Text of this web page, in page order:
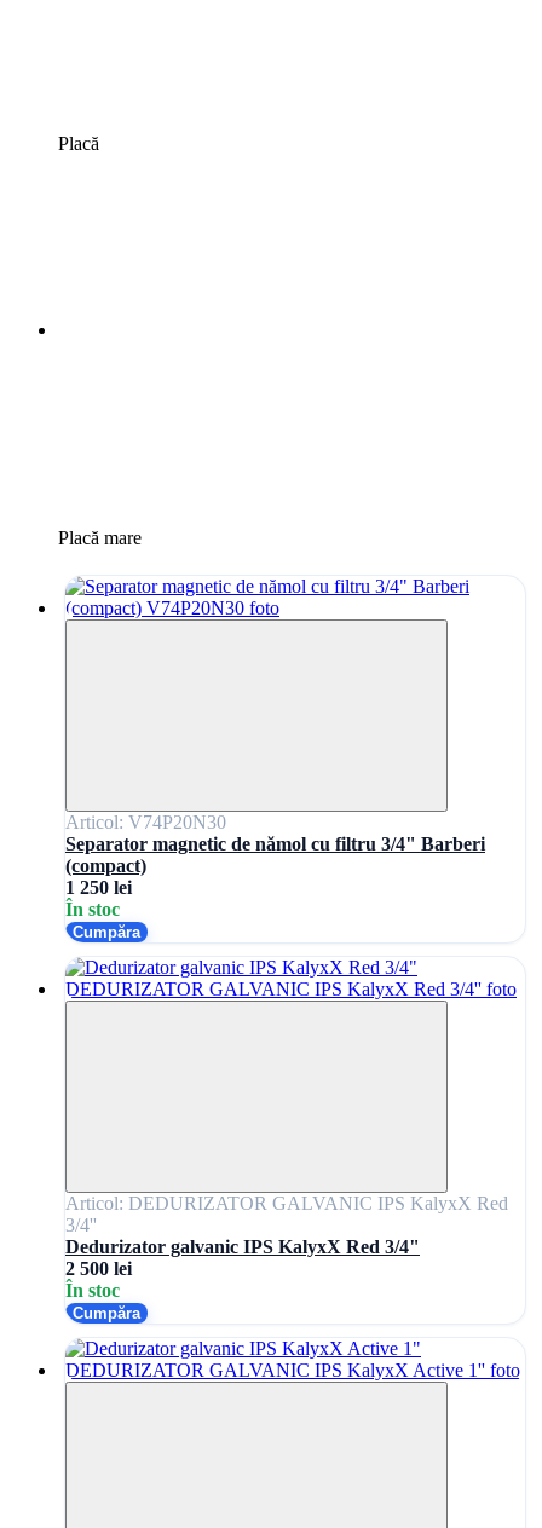
Placă
Placă mare
Articol: V74P20N30
Separator magnetic de nămol cu filtru 3/4" Barberi
(compact)
1 250 lei
În stoc
Cumpăra
Articol: DEDURIZATOR GALVANIC IPS KalyxX Red
3/4''
Dedurizator galvanic IPS KalyxX Red 3/4"
2 500 lei
În stoc
Cumpăra